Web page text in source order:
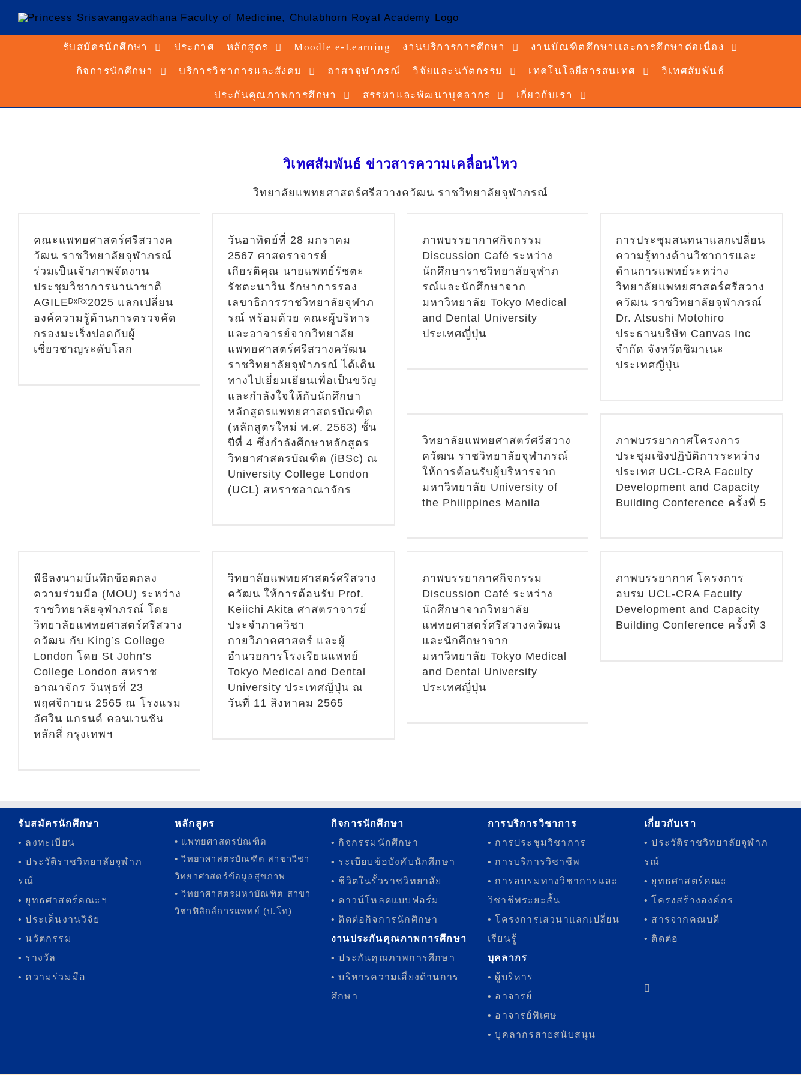
รับสมัครนักศึกษา ประกาศ หลักสูตร Moodle e-Learning งานบริการการศึกษา งานบัณฑิตศึกษาเเละการศึกษาต่อเนื่อง
กิจการนักศึกษา บริการวิชาการและสังคม อาสาจุฬาภรณ์ วิจัยและนวัตกรรม เทคโนโลยีสารสนเทศ วิเทศสัมพันธ์
ประกันคุณภาพการศึกษา สรรหาและพัฒนาบุคลากร เกี่ยวกับเรา
วิเทศสัมพันธ์ ข่าวสารความเคลื่อนไหว
วิทยาลัยแพทยศาสตร์ศรีสวางควัฒน ราชวิทยาลัยจุฬาภรณ์
คณะแพทยศาสตร์ศรีสวางค
วัฒน ราชวิทยาลัยจุฬาภรณ์
ร่วมเป็นเจ้าภาพจัดงาน
ประชุมวิชาการนานาชาติ
AGILEᴰˣᴿˣ2025 แลกเปลี่ยน
องค์ความรู้ด้านการตรวจคัด
กรองมะเร็งปอดกับผู้
เชี่ยวชาญระดับโลก
2567 ศาสตราจารย์
เกียรติคุณ นายแพทย์รัชตะ
ปีที่ 4 ซึ่งกำลังศึกษาหลักสูตร
วิทยาศาสตรบัณฑิต (iBSc) ณ
University College London
(UCL) สหราชอาณาจักร
MD UCL - ข่าว
ประชาสัมพันธ์
ประชาสัมพันธ์
วันอาทิตย์ที่ 28 มกราคม
2567 ศาสตราจารย์
เกียรติคุณ นายแพทย์รัชตะ
รัชตะนาวิน รักษาการรอง
เลขาธิการราชวิทยาลัยจุฬาภ
รณ์ พร้อมด้วย คณะผู้บริหาร
และอาจารย์จากวิทยาลัย
แพทยศาสตร์ศรีสวางควัฒน
ราชวิทยาลัยจุฬาภรณ์ ได้เดิน
ทางไปเยี่ยมเยียนเพื่อเป็นขวัญ
และกำลังใจให้กับนักศึกษา
หลักสูตรแพทยศาสตรบัณฑิต
(หลักสูตรใหม่ พ.ศ. 2563) ชั้น
ปีที่ 4 ซึ่งกำลังศึกษาหลักสูตร
วิทยาศาสตรบัณฑิต (iBSc) ณ
University College London
(UCL) สหราชอาณาจักร
นักศึกษาราชวิทยาลัยจุฬาภ
รณ์และนักศึกษาจาก
มหาวิทยาลัย Tokyo Medical
ข่าวประชาสัมพันธ์
ข่าวสาร
ประชาสัมพันธ์ หน้าแรก
เทศน์สัมพันธ์ - ข่าวสาร/
กิจกรรม
วิเทศสัมพันธ์ -
ข่าวสาร/กิจกรรม รวม
ภาพบรรยากาศกิจกรรม
Discussion Café ระหว่าง
นักศึกษาราชวิทยาลัยจุฬาภ
รณ์และนักศึกษาจาก
มหาวิทยาลัย Tokyo Medical
and Dental University
ประเทศญี่ปุ่น
วิทยาลัยแพทยศาสตร์ศรีสวาง
Dr. Atsushi Motohiro
จำกัด จังหวัดชิมาเนะ
ประเทศญี่ปุ่น
ข่าวประชาสัมพันธ์
วิเทศน์
สัมพันธ์ - ข่าวสาร/กิจกรรม
วิเทศสัมพันธ์ - ข่าวสาร/
กิจกรรม รวม
การประชุมสนทนาแลกเปลี่ยน
ความรู้ทางด้านวิชาการและ
ด้านการแพทย์ระหว่าง
วิทยาลัยแพทยศาสตร์ศรีสวาง
ควัฒน ราชวิทยาลัยจุฬาภรณ์
Dr. Atsushi Motohiro
ประธานบริษัท Canvas Inc
จำกัด จังหวัดชิมาเนะ
ประเทศญี่ปุ่น
วิทยาลัยแพทยศาสตร์ศรีสวาง
ควัฒน ราชวิทยาลัยจุฬาภรณ์
ให้การต้อนรับผู้บริหารจาก
มหาวิทยาลัย University of
the Philippines Manila
ข่าวประชาสัมพันธ์
วิเทศน์
สัมพันธ์ - ข่าวสาร/กิจกรรม
วิเทศสัมพันธ์ - ข่าวสาร/
วิทยาลัยแพทยศาสตร์ศรีสวาง
ควัฒน ราชวิทยาลัยจุฬาภรณ์
ให้การต้อนรับผู้บริหารจาก
มหาวิทยาลัย University of
the Philippines Manila
วิเทศน์สัมพันธ์ - ข่าวสาร/
กิจกรรม
วิเทศสัมพันธ์ -
ข่าวสาร/กิจกรรม รวม
ภาพบรรยากาศโครงการ
ประชุมเชิงปฏิบัติการระหว่าง
ประเทศ UCL-CRA Faculty
Development and Capacity
Building Conference ครั้งที่ 5
พีธีลงนามบันทึกข้อตกลง
ความร่วมมือ (MOU) ระหว่าง
ราชวิทยาลัยจุฬาภรณ์ โดย
วิทยาลัยแพทยศาสตร์ศรีสวาง
ควัฒน กับ King’s College
London โดย St John’s
College London สหราช
อาณาจักร วันพุธที่ 23
พฤศจิกายน 2565 ณ โรงแรม
อัศวิน แกรนด์ คอนเวนชัน
หลักสี่ กรุงเทพฯ
University ประเทศญี่ปุ่น ณ
วันที่ 11 สิงหาคม 2565
ข่าวประชาสัมพันธ์
วิเทศน์
สัมพันธ์ - ข่าวสาร/กิจกรรม
วิเทศสัมพันธ์ - ข่าวสาร/
กิจกรรม รวม
วิทยาลัยแพทยศาสตร์ศรีสวาง
ควัฒน ให้การต้อนรับ Prof.
Keiichi Akita ศาสตราจารย์
ประจำภาควิชา
กายวิภาคศาสตร์ และผู้
อำนวยการโรงเรียนแพทย์
Tokyo Medical and Dental
University ประเทศญี่ปุ่น ณ
วันที่ 11 สิงหาคม 2565
ภาพบรรยากาศกิจกรรม
Discussion Café ระหว่าง
นักศึกษาจากวิทยาลัย
ประเทศญี่ปุ่น
ข่าวประชาสัมพันธ์
วิเทศน์
สัมพันธ์ - ข่าวสาร/กิจกรรม
วิเทศสัมพันธ์ - ข่าวสาร/
กิจกรรม รวม
ภาพบรรยากาศกิจกรรม
Discussion Café ระหว่าง
นักศึกษาจากวิทยาลัย
แพทยศาสตร์ศรีสวางควัฒน
และนักศึกษาจาก
มหาวิทยาลัย Tokyo Medical
and Dental University
ประเทศญี่ปุ่น
ภาพบรรยากาศ โครงการ
สัมพันธ์ - ข่าวสาร/กิจกรรม
วิเทศสัมพันธ์ - ข่าวสาร/
กิจกรรม รวม
ภาพบรรยากาศ โครงการ
อบรม UCL-CRA Faculty
Development and Capacity
Building Conference ครั้งที่ 3
รับสมัครนักศึกษา
• ลงทะเบียน
• ประวัติราชวิทยาลัยจุฬาภ
รณ์
• ยุทธศาสตร์คณะฯ
• ประเด็นงานวิจัย
• นวัตกรรม
• รางวัล
• ความร่วมมือ
หลักสูตร
• แพทยศาสตรบัณฑิต
• วิทยาศาสตรบัณฑิต สาขาวิชา
วิทยาศาสตร์ข้อมูลสุขภาพ
• วิทยาศาสตรมหาบัณฑิต สาขา
วิชาฟิสิกส์การแพทย์ (ป.โท)
กิจการนักศึกษา
• กิจกรรมนักศึกษา
• ระเบียบข้อบังคับนักศึกษา
• ชีวิตในรั้วราชวิทยาลัย
• ดาวน์โหลดแบบฟอร์ม
• ติดต่อกิจการนักศึกษา
งานประกันคุณภาพการศึกษา
• ประกันคุณภาพการศึกษา
• บริหารความเสี่ยงด้านการ
ศึกษา
การบริการวิชาการ
• การประชุมวิชาการ
• การบริการวิชาชีพ
• การอบรมทางวิชาการและ
วิชาชีพระยะสั้น
• โครงการเสวนาแลกเปลี่ยน
เรียนรู้
บุคลากร
• ผู้บริหาร
• อาจารย์
• อาจารย์พิเศษ
• บุคลากรสายสนับสนุน
เกี่ยวกับเรา
• ประวัติราชวิทยาลัยจุฬาภ
รณ์
• ยุทธศาสตร์คณะ
• โครงสร้างองค์กร
• สารจากคณบดี
• ติดต่อ